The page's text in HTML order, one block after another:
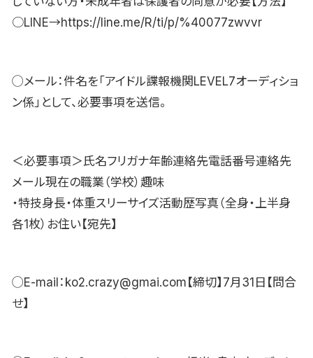
○LINE→https://line.me/R/ti/p/%40077zwvvr
◯メール：件名を「アイドル諜報機関LEVEL7オーディショ
ン係」として、必要事項を送信。
＜必要事項＞氏名フリガナ年齢連絡先電話番号連絡先
メール現在の職業（学校）趣味
・特技身長・体重スリーサイズ活動歴写真（全身・上半身
各1枚）お住い【宛先】
◯E-mail：ko2.crazy@gmai.com【締切】7月31日【問合
せ】